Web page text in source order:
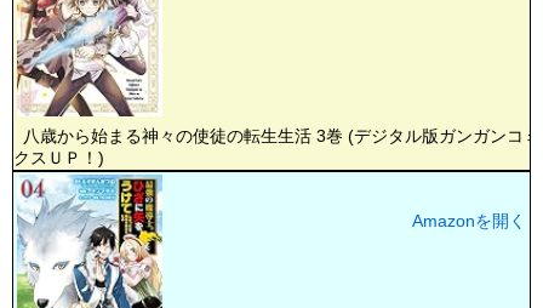
八歳から始まる神々の使徒の転生生活 3巻 (デジタル版ガンガンコ
クスＵＰ！)
Amazonを開く